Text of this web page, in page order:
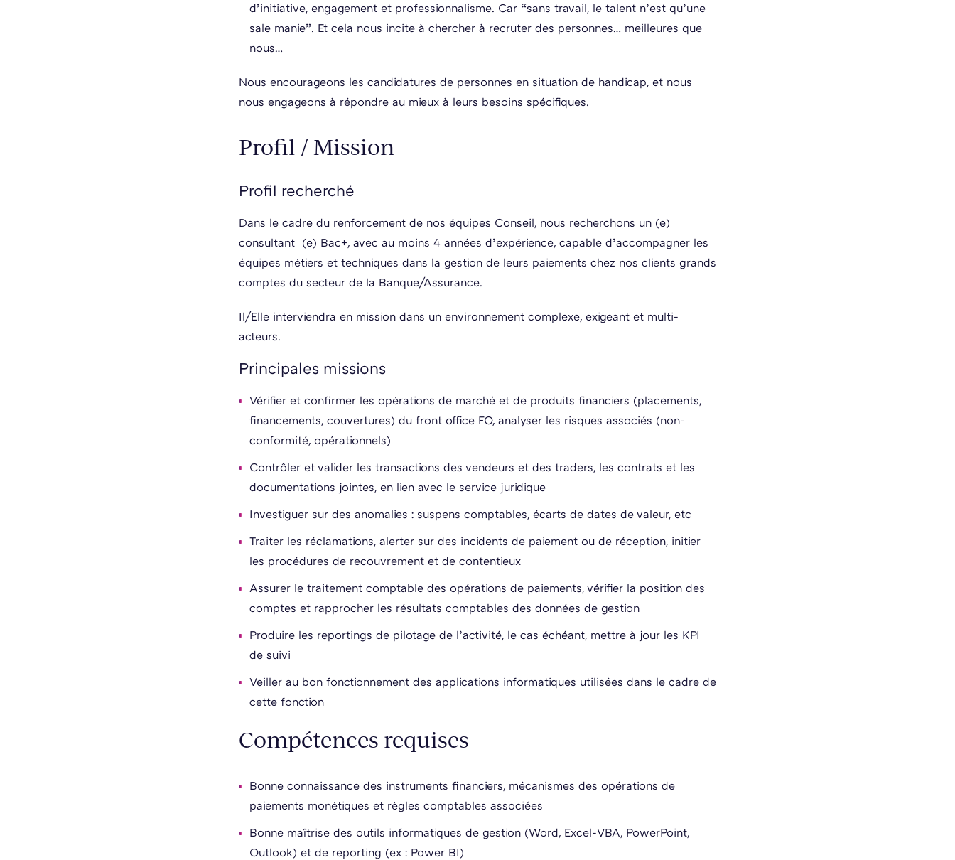
d’initiative, engagement et professionnalisme. Car “sans travail, le talent n’est qu’une
sale manie”. Et cela nous incite à chercher à recruter des personnes… meilleures que
nous…
Nous encourageons les candidatures de personnes en situation de handicap, et nous
nous engageons à répondre au mieux à leurs besoins spécifiques.
Profil / Mission
Profil recherché
Dans le cadre du renforcement de nos équipes Conseil, nous recherchons un (e)
consultant (e) Bac+, avec au moins 4 années d’expérience, capable d’accompagner les
équipes métiers et techniques dans la gestion de leurs paiements chez nos clients grands
comptes du secteur de la Banque/Assurance.
Il/Elle interviendra en mission dans un environnement complexe, exigeant et multi-
acteurs.
Principales missions
Vérifier et confirmer les opérations de marché et de produits financiers (placements,
financements, couvertures) du front office FO, analyser les risques associés (non-
conformité, opérationnels)
Contrôler et valider les transactions des vendeurs et des traders, les contrats et les
documentations jointes, en lien avec le service juridique
Investiguer sur des anomalies : suspens comptables, écarts de dates de valeur, etc
Traiter les réclamations, alerter sur des incidents de paiement ou de réception, initier
les procédures de recouvrement et de contentieux
Assurer le traitement comptable des opérations de paiements, vérifier la position des
comptes et rapprocher les résultats comptables des données de gestion
Produire les reportings de pilotage de l’activité, le cas échéant, mettre à jour les KPI
de suivi
Veiller au bon fonctionnement des applications informatiques utilisées dans le cadre de
cette fonction
Compétences requises
Bonne connaissance des instruments financiers, mécanismes des opérations de
paiements monétiques et règles comptables associées
Bonne maîtrise des outils informatiques de gestion (Word, Excel-VBA, PowerPoint,
Outlook) et de reporting (ex : Power BI)